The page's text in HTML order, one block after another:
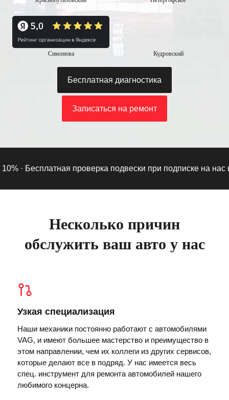
Симонова Кудровский
Бесплатная диагностика
Записаться на ремонт
·Бесплатная проверка подвески при подписке на нас в
Несколько причин
обслужить ваш авто у нас
Узкая специализация
Наши механики постоянно работают с автомобилями
VAG, и имеют большее мастерство и преимущество в
этом направлении, чем их коллеги из других сервисов,
которые делают все в подряд. У нас имеется весь
спец. инструмент для ремонта автомобилей нашего
любимого концерна.